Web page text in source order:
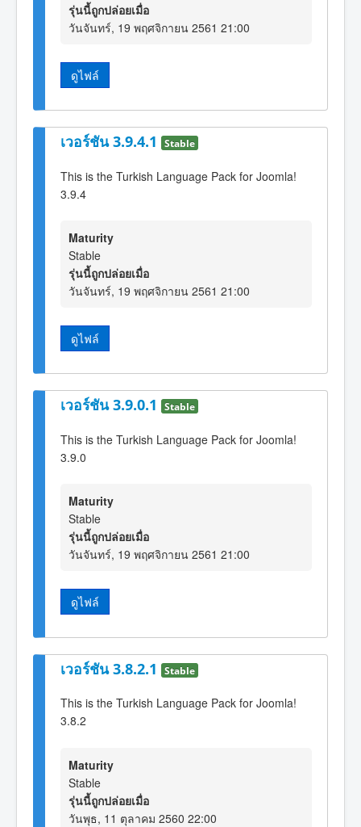
รุ่นนี้ถูกปล่อยเมื่อ
วันจันทร์, 19 พฤศจิกายน 2561 21:00
ดูไฟล์
เวอร์ชัน 3.9.4.1 Stable
This is the Turkish Language Pack for Joomla!
3.9.4
Maturity
Stable
รุ่นนี้ถูกปล่อยเมื่อ
วันจันทร์, 19 พฤศจิกายน 2561 21:00
ดูไฟล์
เวอร์ชัน 3.9.0.1 Stable
This is the Turkish Language Pack for Joomla!
3.9.0
Maturity
Stable
รุ่นนี้ถูกปล่อยเมื่อ
วันจันทร์, 19 พฤศจิกายน 2561 21:00
ดูไฟล์
เวอร์ชัน 3.8.2.1 Stable
This is the Turkish Language Pack for Joomla!
3.8.2
Maturity
Stable
รุ่นนี้ถูกปล่อยเมื่อ
วันพุธ, 11 ตุลาคม 2560 22:00